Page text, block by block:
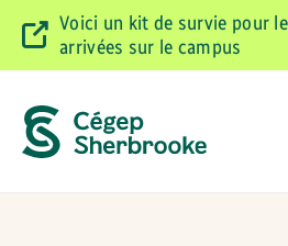
Voici un kit de survie pour
arrivées sur le campus